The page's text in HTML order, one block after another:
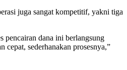
juga sangat kompetitif, yakni tiga
pencairan dana ini berlangsung
cepat, sederhanakan prosesnya,”